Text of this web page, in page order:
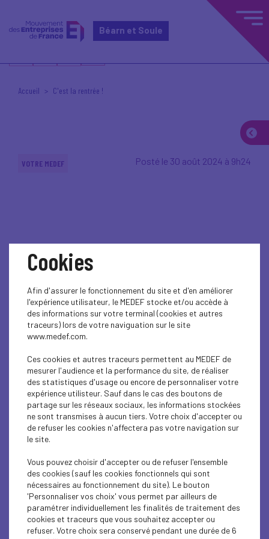
Béarn et Soule
Accueil C'est la rentrée !
VOTRE MEDEF Posté le 30 août 2024 à 9h24
C'est la rentrée !
Après une période estivale bien méritée, nous espérons
que vous avez pu recharger vos batteries et profiter de ce
temps pour vous ressourcer. C’est avec enthousiasme que
ensemble les défis à venir.
Au Medef Béarn et Soule, nous continuons à vous
accompagner et à défendre vos intérêts dans un contexte
toujours en évolution. Cette rentrée sera marquée par
plusieurs rendez-vous importants que nous préparons
activement, afin de vous offrir un soutien toujours plus
Cookies
Afin d'assurer le fonctionnement du site et d'en améliorer
l'expérience utilisateur, le MEDEF stocke et/ou accède à
des informations sur votre terminal (cookies et autres
traceurs) lors de votre naviguation sur le site
www.medef.com.
Ces cookies et autres traceurs permettent au MEDEF de
mesurer l'audience et la performance du site, de réaliser
des statistiques d'usage ou encore de personnaliser votre
expérience utilisteur. Sauf dans le cas des boutons de
partage sur les réseaux sociaux, les informations stockées
ne sont transmises à aucun tiers. Votre choix d'accepter ou
de refuser les cookies n'affectera pas votre navigation sur
le site.
Vous pouvez choisir d'accepter ou de refuser l'ensemble
des cookies (sauf les cookies fonctionnels qui sont
nécessaires au fonctionnement du site). Le bouton
'Personnaliser vos choix' vous permet par ailleurs de
paramétrer individuellement les finalités de traitement des
cookies et traceurs que vous souhaitez accepter ou
refuser. Votre choix sera conservé pendant une durée de 6